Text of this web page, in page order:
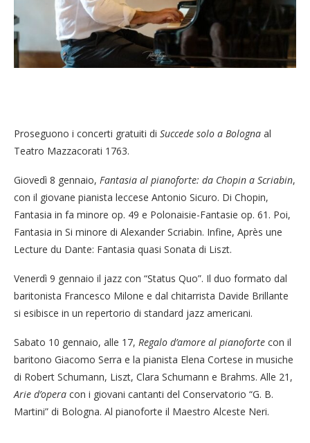
Proseguono i concerti gratuiti di Succede solo a Bologna al
Teatro Mazzacorati 1763.
Giovedì 8 gennaio, Fantasia al pianoforte: da Chopin a Scriabin,
con il giovane pianista leccese Antonio Sicuro. Di Chopin,
Fantasia in fa minore op. 49 e Polonaisie-Fantasie op. 61. Poi,
Fantasia in Si minore di Alexander Scriabin. Infine, Après une
Lecture du Dante: Fantasia quasi Sonata di Liszt.
Venerdì 9 gennaio il jazz con “Status Quo”. Il duo formato dal
baritonista Francesco Milone e dal chitarrista Davide Brillante
si esibisce in un repertorio di standard jazz americani.
Sabato 10 gennaio, alle 17, Regalo d’amore al pianoforte con il
baritono Giacomo Serra e la pianista Elena Cortese in musiche
di Robert Schumann, Liszt, Clara Schumann e Brahms. Alle 21,
Arie d’opera con i giovani cantanti del Conservatorio “G. B.
Martini” di Bologna. Al pianoforte il Maestro Alceste Neri.